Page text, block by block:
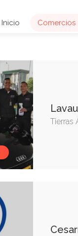
Inicio Comercios
Tierras